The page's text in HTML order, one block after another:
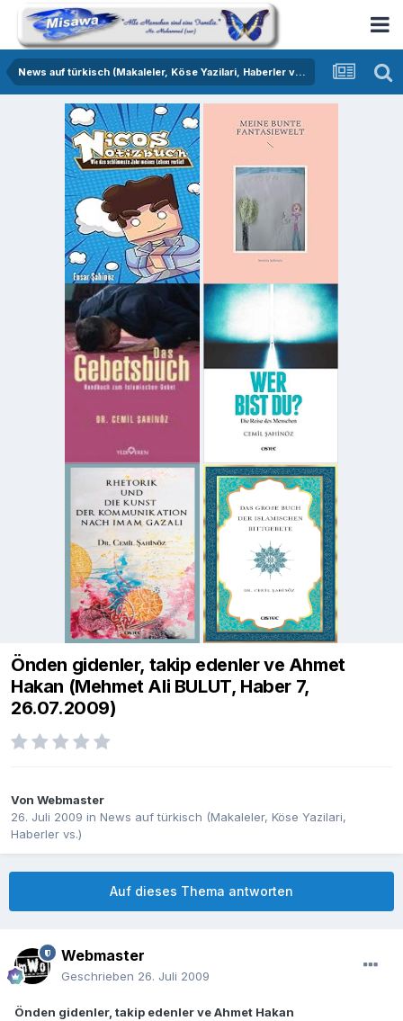
News auf türkisch (Makaleler, Köse Yazilari, Haberler vs.)
Önden gidenler, takip edenler ve Ahmet
Hakan (Mehmet Ali BULUT, Haber 7,
26.07.2009)
Von Webmaster
26. Juli 2009 in News auf türkisch (Makaleler, Köse Yazilari,
Haberler vs.)
Auf dieses Thema antworten
Webmaster
Geschrieben 26. Juli 2009
Önden gidenler, takip edenler ve Ahmet Hakan